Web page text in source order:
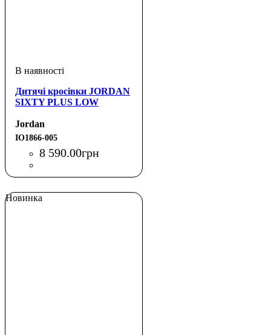
Дитячі кросівки JORDAN
SIXTY PLUS LOW
Jordan
IO1866-005
8 590.00грн
Новинка